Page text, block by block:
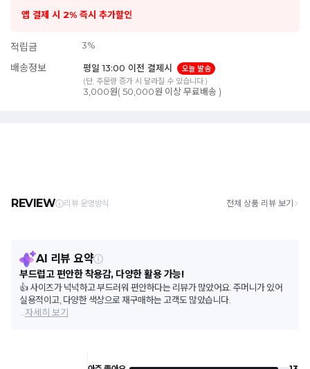
앱 결제 시 2% 즉시 추가할인
적립금 3%
배송정보 평일 13:00 이전 결제시
오늘 발송
(단, 주문량 증가 시 달라질 수 있습니다.)
3,000원( 50,000원 이상 무료배송 )